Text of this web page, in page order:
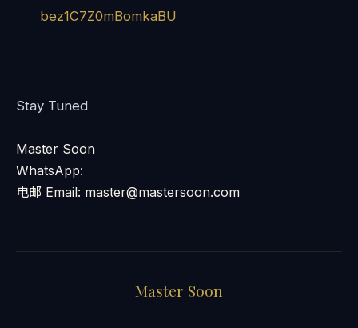
bez1C7Z0mBomkaBU
Stay Tuned
Master Soon
WhatsApp:
电邮 Email: master@mastersoon.com
Master Soon